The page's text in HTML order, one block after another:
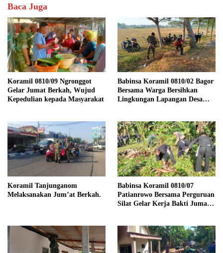
Baca Juga
Koramil 0810/09 Ngronggot
Gelar Jumat Berkah, Wujud
Kepedulian kepada Masyarakat
Babinsa Koramil 0810/02 Bagor
Bersama Warga Bersihkan
Lingkungan Lapangan Desa
Koramil Tanjunganom
Melaksanakan Jum’at Berkah.
Babinsa Koramil 0810/07
Patianrowo Bersama Perguruan
Silat Gelar Kerja Bakti Jumat